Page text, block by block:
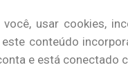
usar cookies,
conteúdo
e está conectado